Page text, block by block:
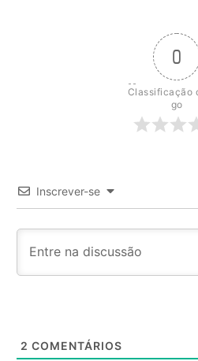
0
Classificação
go
Inscrever-se
2 COMENTÁRIOS